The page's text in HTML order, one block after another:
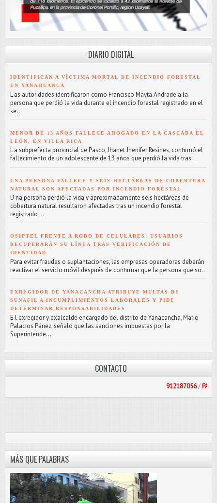
DIARIO DIGITAL
IDENTIFICAN A VÍCTIMA MORTAL DE INCENDIO FORESTAL
EN YANAHUANCA
L as autoridades identificaron como Francisco Mayta Andrade a la
persona que perdió la vida durante el incendio forestal registrado en el
se...
MENOR DE 13 AÑOS FALLECE AHOGADO EN LA CASCADA EL
LEÓN, EN VILLA RICA
L a subprefecta provincial de Pasco, Jhanet Jhenifer Resines, confirmó el
fallecimiento de un adolescente de 13 años que perdió la vida tras...
UNA PERSONA FALLECE Y SEIS HECTÁREAS DE COBERTURA
NATURAL SON AFECTADAS POR INCENDIO FORESTAL
U na persona perdió la vida y aproximadamente seis hectáreas de
cobertura natural resultaron afectadas tras un incendio forestal
registrado ...
OSIPTEL FRENTE A ROBO DE CELULARES: USUARIOS
RECUPERARÁN SU LÍNEA TRAS VERIFICACIÓN DE
IDENTIDAD
Para evitar fraudes o suplantaciones, las empresas operadoras deberán
reactivar el servicio móvil después de confirmar que la persona que so...
EXREGIDOR DE YANACANCHA ATRIBUYE MULTAS DE
SUNAFIL A INCUMPLIMIENTOS LABORALES Y PIDE
DETERMINAR RESPONSABILIDADES
E l exregidor y exalcalde encargado del distrito de Yanacancha, Mario
Palacios Pánez, señaló que las sanciones impuestas por la
Superintende...
CONTACTO
MÁS QUE PALABRAS